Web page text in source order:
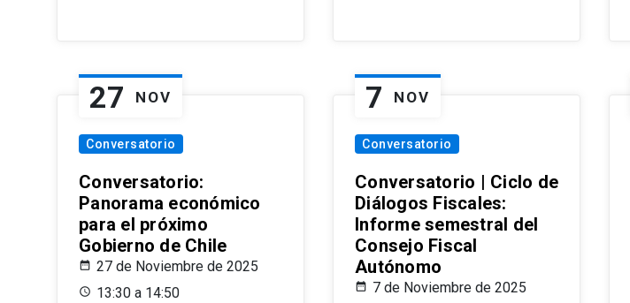
27 NOV
Conversatorio
Conversatorio:
Panorama económico
para el próximo
Gobierno de Chile
27 de Noviembre de 2025
13:30 a 14:50
7 NOV
Conversatorio
Conversatorio | Ciclo de
Diálogos Fiscales:
Informe semestral del
Consejo Fiscal
Autónomo
7 de Noviembre de 2025